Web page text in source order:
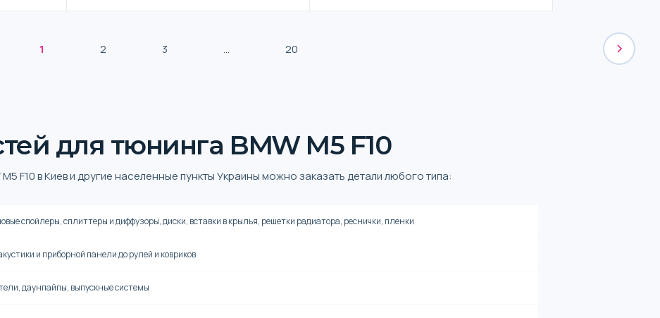
1 2 3 ... 20
для тюнинга BMW M5 F10
F10 в Киев и другие населенные пункты Украины можно заказать детали любого типа:
спойлеры, сплиттеры и диффузоры, диски, вставки в крылья, решетки радиатора, реснички, пленки
и приборной панели до рулей и ковриков
даунпайпы, выпускные системы